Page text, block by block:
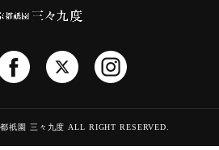
祇園 三々九度 ALL RIGHT RESERVED.